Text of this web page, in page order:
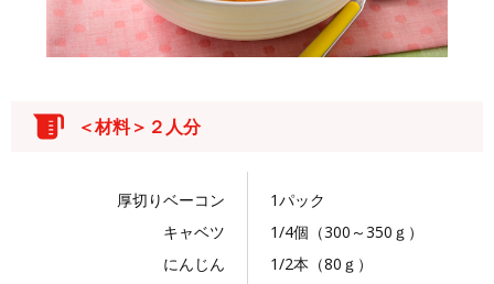
＜材料＞２人分
厚切りベーコン
1パック
キャベツ
1/4個（300～350ｇ）
にんじん
1/2本（80ｇ）